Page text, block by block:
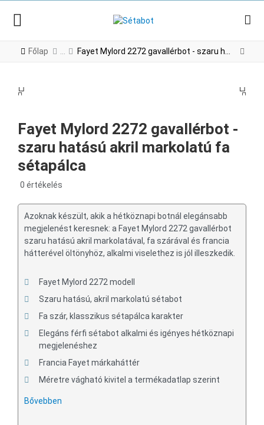
Főlap Fayet Mylord 2272 gavallérbot - szaru hatású akril markolatú fa sétapálca
Fayet Mylord 2272 gavallérbot -
szaru hatású akril markolatú fa
sétapálca
0 értékelés
Azoknak készült, akik a hétköznapi botnál elegánsabb
megjelenést keresnek: a Fayet Mylord 2272 gavallérbot
szaru hatású akril markolatával, fa szárával és francia
hátterével öltönyhöz, alkalmi viselethez is jól illeszkedik.
Fayet Mylord 2272 modell
Szaru hatású, akril markolatú sétabot
Fa szár, klasszikus sétapálca karakter
Elegáns férfi sétabot alkalmi és igényes hétköznapi
megjelenéshez
Francia Fayet márkaháttér
Méretre vágható kivitel a termékadatlap szerint
Bővebben